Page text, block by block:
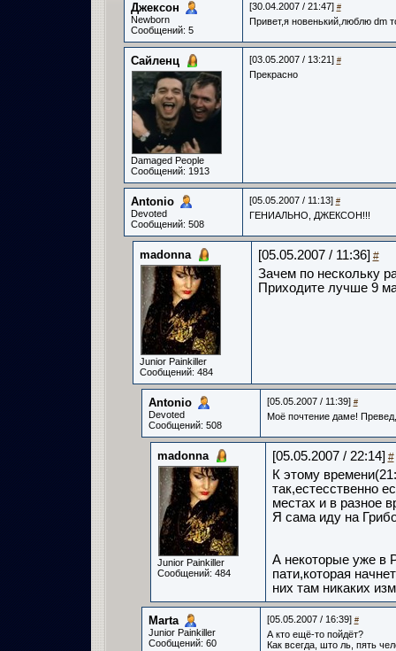
Джексон­
Newborn
Сообщений: 5
[30.04.2007 / 21:47] #
Привет,я новенький,люблю dm
Сайленц
Damaged People
Сообщений: 1913
[03.05.2007 / 13:21] #
Прекрасно
Antonio­
Devoted
Сообщений: 508
[05.05.2007 / 11:13] #
ГЕНИАЛЬНО, ДЖЕКСОН!!!
madonna
Junior Painkiller
Сообщений: 484
[05.05.2007 / 11:36] #
Зачем по нескольку
Приходите лучше 9
Antonio­
Devoted
Сообщений: 508
[05.05.2007 / 11:39] #
Моё почтение даме!
madonna
Junior Painkiller
Сообщений: 484
[05.05.2007 / 22:14] #
К этому
так,естесственно
местах и в разное
Я сама иду на
А некоторые уже в
пати,которая
них там никаких
Marta­
Junior Painkiller
Сообщений: 60
[05.05.2007 / 16:39] #
А кто ещё-то пойдёт?
Как всегда, што ль, пять